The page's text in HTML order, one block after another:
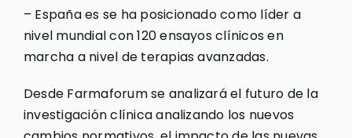
– España es se ha posicionado como líder a
nivel mundial con 120 ensayos clínicos en
marcha a nivel de terapias avanzadas.
Desde Farmaforum se analizará el futuro de la
investigación clínica analizando los nuevos